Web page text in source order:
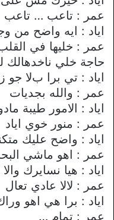
عمر : تاعب … تاعب
اياد : ايه واضح من
عمر : خليها في
حاجة خلي ناخدهالك
اياد : تي برا بﻻ جو
عمر : والله بجديات
اياد : اﻻمور طيبة
عمر : منور خوي اياد
اياد : واضح عليك
عمر : اهو ماشي
اياد : هيا نسايرك
عمر : ﻻﻻ عادي تعال
اياد : برا هي اهو
عمر : تمام …